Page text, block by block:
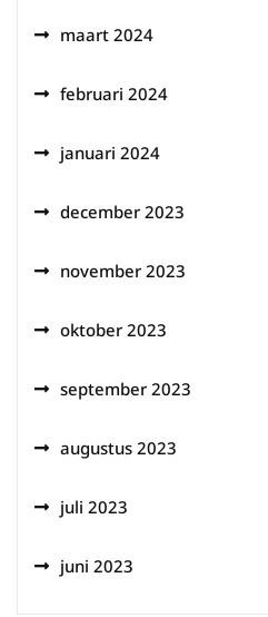
maart 2024
februari 2024
januari 2024
december 2023
november 2023
oktober 2023
september 2023
augustus 2023
juli 2023
juni 2023